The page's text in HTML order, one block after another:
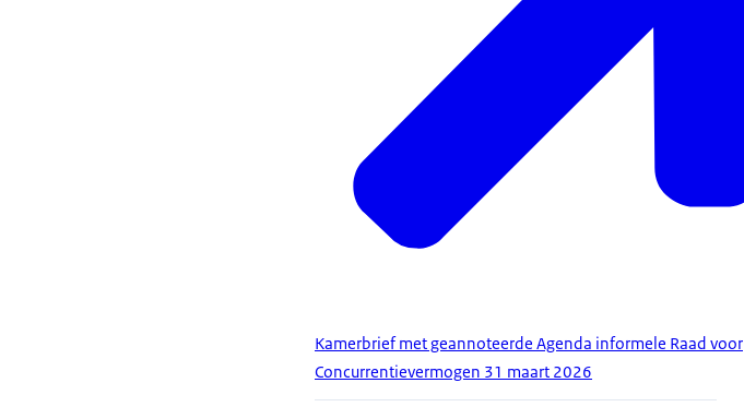
Kamerbrief met geannoteerde Agenda informele Raad voor
Concurrentievermogen 31 maart 2026